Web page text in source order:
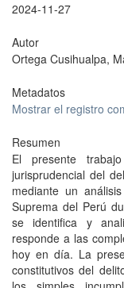
2024-11-27
Autor
Ortega Cusihualpa,
Metadatos
Mostrar el registro
Resumen
El presente
jurisprudencial del
mediante un
Suprema del Perú
se identifica y
responde a las
hoy en día. La
constitutivos del